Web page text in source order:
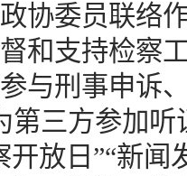
协委员联络
和支持检察
与刑事申诉
第三方参加
开放日”“新闻